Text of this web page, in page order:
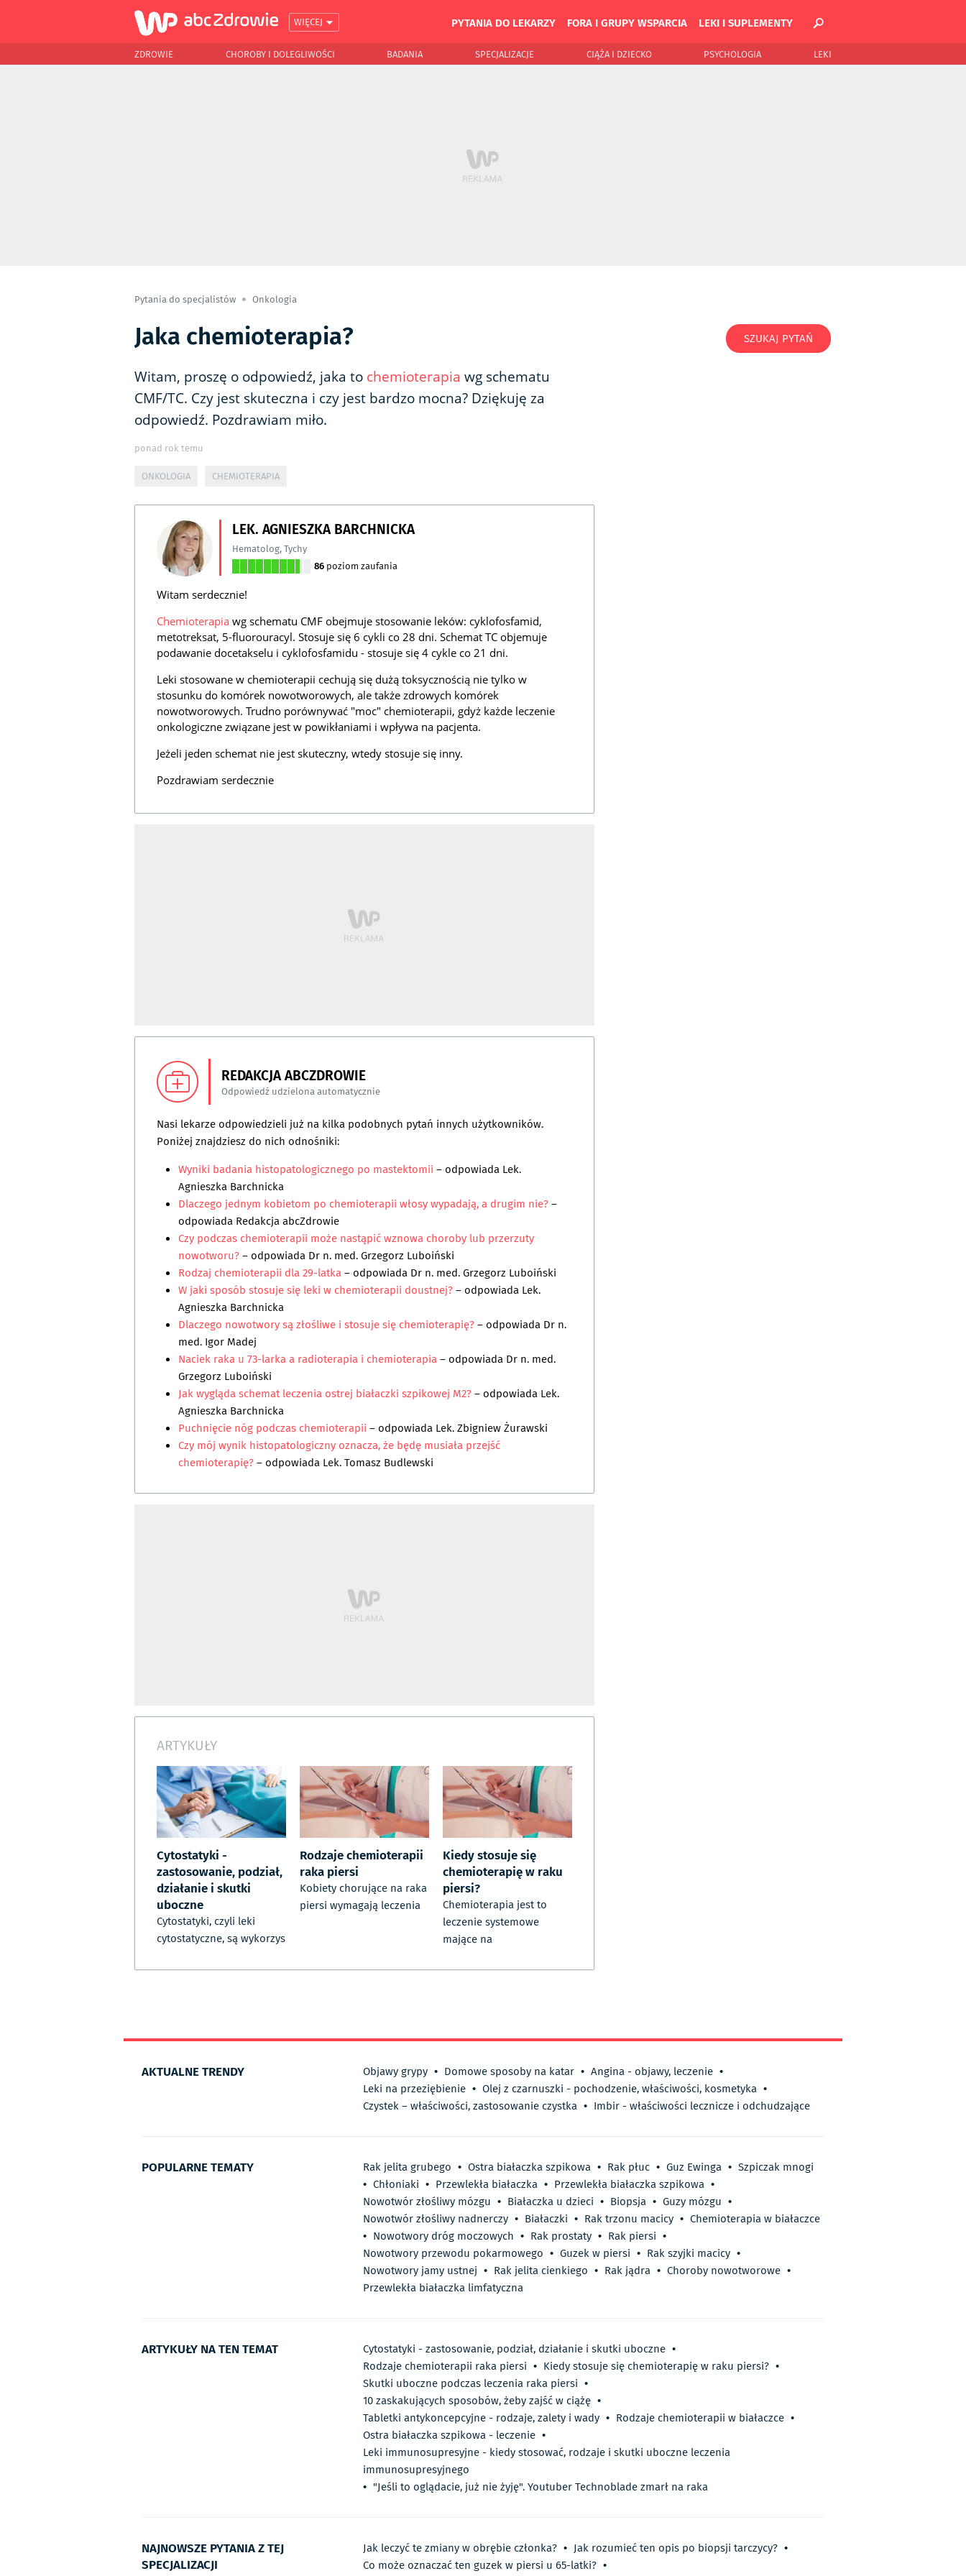
WIĘCEJ PYTANIA DO LEKARZY FORA I GRUPY WSPARCIA LEKI I SUPLEMENTY
ZDROWIE CHOROBY I DOLEGLIWOŚCI BADANIA SPECJALIZACJE CIĄŻA I DZIECKO PSYCHOLOGIA LEKI
Pytania do specjalistów Onkologia
Jaka chemioterapia?
Witam, proszę o odpowiedź, jaka to chemioterapia wg schematu
CMF/TC. Czy jest skuteczna i czy jest bardzo mocna? Dziękuję za
odpowiedź. Pozdrawiam miło.
ponad rok temu
ONKOLOGIA CHEMIOTERAPIA
LEK. AGNIESZKA BARCHNICKA
Hematolog,Tychy
86 poziom zaufania
Witam serdecznie!
Chemioterapia wg schematu CMF obejmuje stosowanie leków: cyklofosfamid,
metotreksat, 5-fluorouracyl. Stosuje się 6 cykli co 28 dni. Schemat TC objemuje
podawanie docetakselu i cyklofosfamidu - stosuje się 4 cykle co 21 dni.
Leki stosowane w chemioterapii cechują się dużą toksycznością nie tylko w
stosunku do komórek nowotworowych, ale także zdrowych komórek
nowotworowych. Trudno porównywać "moc" chemioterapii, gdyż każde leczenie
onkologiczne związane jest w powikłaniami i wpływa na pacjenta.
Jeżeli jeden schemat nie jest skuteczny, wtedy stosuje się inny.
Pozdrawiam serdecznie
REDAKCJA ABCZDROWIE
Odpowiedź udzielona automatycznie
Nasi lekarze odpowiedzieli już na kilka podobnych pytań innych użytkowników.
Poniżej znajdziesz do nich odnośniki:
Wyniki badania histopatologicznego po mastektomii – odpowiada Lek.
Agnieszka Barchnicka
Dlaczego jednym kobietom po chemioterapii włosy wypadają, a drugim nie?–
odpowiada Redakcja abcZdrowie
Czy podczas chemioterapii może nastąpić wznowa choroby lub przerzuty
nowotworu?– odpowiada Dr n. med. Grzegorz Luboiński
Rodzaj chemioterapii dla 29-latka– odpowiada Dr n. med. Grzegorz Luboiński
W jaki sposób stosuje się leki w chemioterapii doustnej?– odpowiada Lek.
Agnieszka Barchnicka
Dlaczego nowotwory są złośliwe i stosuje się chemioterapię?– odpowiada Dr n.
med. Igor Madej
Naciek raka u 73-larka a radioterapia i chemioterapia– odpowiada Dr n. med.
Grzegorz Luboiński
Jak wygląda schemat leczenia ostrej białaczki szpikowej M2?– odpowiada Lek.
Agnieszka Barchnicka
Puchnięcie nóg podczas chemioterapii – odpowiada Lek. Zbigniew Żurawski
Czy mój wynik histopatologiczny oznacza, że będę musiała przejść
chemioterapię?– odpowiada Lek. Tomasz Budlewski
ARTYKUŁY
Cytostatyki -
zastosowanie, podział,
działanie i skutki
uboczne
Cytostatyki, czyli leki
cytostatyczne, są wykorzys
Rodzaje chemioterapii
raka piersi
Kobiety chorujące na raka
piersi wymagają leczenia
Kiedy stosuje się
chemioterapię w raku
piersi?
Chemioterapia jest to
leczenie systemowe
mające na
SZUKAJ PYTAŃ
AKTUALNE TRENDY Objawy grypy • Domowe sposoby na katar • Angina - objawy, leczenie •
Leki na przeziębienie • Olej z czarnuszki - pochodzenie, właściwości, kosmetyka •
Czystek – właściwości, zastosowanie czystka • Imbir - właściwości lecznicze i odchudzające
POPULARNE TEMATY Rak jelita grubego • Ostra białaczka szpikowa • Rak płuc • Guz Ewinga • Szpiczak mnogi
• Chłoniaki • Przewlekła białaczka • Przewlekła białaczka szpikowa •
Nowotwór złośliwy mózgu • Białaczka u dzieci • Biopsja • Guzy mózgu •
Nowotwór złośliwy nadnerczy • Białaczki • Rak trzonu macicy • Chemioterapia w białaczce
• Nowotwory dróg moczowych • Rak prostaty • Rak piersi •
Nowotwory przewodu pokarmowego • Guzek w piersi • Rak szyjki macicy •
Nowotwory jamy ustnej • Rak jelita cienkiego • Rak jądra • Choroby nowotworowe •
Przewlekła białaczka limfatyczna
ARTYKUŁY NA TEN TEMAT Cytostatyki - zastosowanie, podział, działanie i skutki uboczne •
Rodzaje chemioterapii raka piersi • Kiedy stosuje się chemioterapię w raku piersi? •
Skutki uboczne podczas leczenia raka piersi •
10 zaskakujących sposobów, żeby zajść w ciążę •
Tabletki antykoncepcyjne - rodzaje, zalety i wady • Rodzaje chemioterapii w białaczce •
Ostra białaczka szpikowa - leczenie •
Leki immunosupresyjne - kiedy stosować, rodzaje i skutki uboczne leczenia
immunosupresyjnego
• "Jeśli to oglądacie, już nie żyję". Youtuber Technoblade zmarł na raka
NAJNOWSZE PYTANIA Z TEJ
SPECJALIZACJI
Jak leczyć te zmiany w obrębie członka? • Jak rozumieć ten opis po biopsji tarczycy? •
Co może oznaczać ten guzek w piersi u 65-latki? •